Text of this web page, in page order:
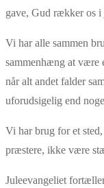
gave, Gud rækker os i
Vi har alle sammen
sammenhæng at være
når alt andet falder
uforudsigelig end
Vi har brug for et
præstere, ikke være
Juleevangeliet